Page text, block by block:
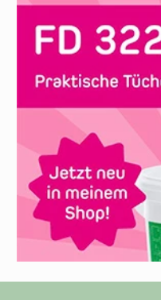
Zahnputztablette
Denttabs